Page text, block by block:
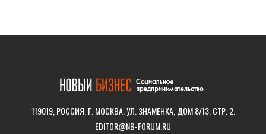
119019, РОССИЯ, Г. МОСКВА, УЛ. ЗНАМЕНКА, ДОМ 8/13, СТР. 2.
EDITOR@NB-FORUM.RU